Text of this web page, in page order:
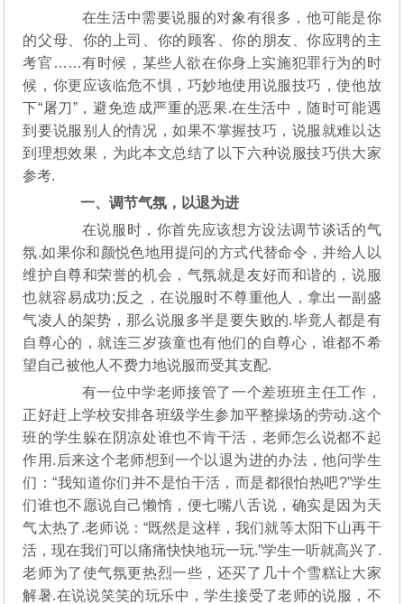
在生活中需要说服的对象有很多，他可能是你
的父母、你的上司、你的顾客、你的朋友、你应聘的主
考官……有时候，某些人欲在你身上实施犯罪行为的时
候，你更应该临危不惧，巧妙地使用说服技巧，使他放
下“屠刀”，避免造成严重的恶果.在生活中，随时可能遇
到要说服别人的情况，如果不掌握技巧，说服就难以达
到理想效果，为此本文总结了以下六种说服技巧供大家
参考.
一、调节气氛，以退为进
在说服时，你首先应该想方设法调节谈话的气
氛.如果你和颜悦色地用提问的方式代替命令，并给人以
维护自尊和荣誉的机会，气氛就是友好而和谐的，说服
也就容易成功;反之，在说服时不尊重他人，拿出一副盛
气凌人的架势，那么说服多半是要失败的.毕竟人都是有
自尊心的，就连三岁孩童也有他们的自尊心，谁都不希
望自己被他人不费力地说服而受其支配.
有一位中学老师接管了一个差班班主任工作，
正好赶上学校安排各班级学生参加平整操场的劳动.这个
班的学生躲在阴凉处谁也不肯干活，老师怎么说都不起
作用.后来这个老师想到一个以退为进的办法，他问学生
们：“我知道你们并不是怕干活，而是都很怕热吧?”学生
们谁也不愿说自己懒惰，便七嘴八舌说，确实是因为天
气太热了.老师说：“既然是这样，我们就等太阳下山再干
活，现在我们可以痛痛快快地玩一玩.”学生一听就高兴了.
老师为了使气氛更热烈一些，还买了几十个雪糕让大家
解暑.在说说笑笑的玩乐中，学生接受了老师的说服，不